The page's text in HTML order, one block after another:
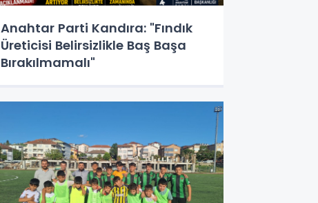
Anahtar Parti Kandıra: "Fındık
Üreticisi Belirsizlikle Baş Başa
Bırakılmamalı"